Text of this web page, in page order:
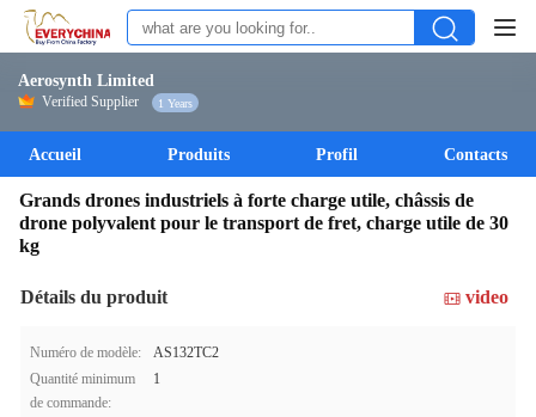
Aerosynth Limited
Verified Supplier 1 Years
Accueil Produits Profil Contacts
Grands drones industriels à forte charge utile, châssis de
drone polyvalent pour le transport de fret, charge utile de 30
kg
Détails du produit video
Numéro de modèle:
AS132TC2
Quantité minimum
de commande:
1